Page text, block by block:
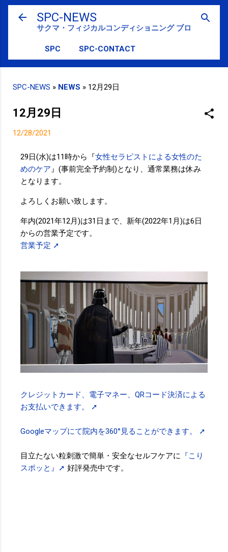
スキップしてメイン コンテンツに移動
SPC-NEWS
サクマ・フィジカルコンディショニング ブログ
SPC SPC-CONTACT
SPC-NEWS » NEWS » 12月29日
12月29日
12/28/2021
29日(水)は11時から『女性セラピストによる女性のた
めのケア 』(事前完全予約制)となり、通常業務は休み
となります。
よろしくお願い致します。
年内(2021年12月)は31日まで、新年(2022年1月)は6日
からの営業予定です。
営業予定 ➚
クレジットカード、電子マネー、QRコード決済による
お支払いできます。 ➚
Googleマップにて院内を360°見ることができます。 ➚
目立たない粒刺激で簡単・安全なセルフケアに 『こり
スポッと』➚ 好評発売中です。